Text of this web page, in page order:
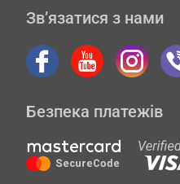
Зв’язатися з нами
Безпека платежів